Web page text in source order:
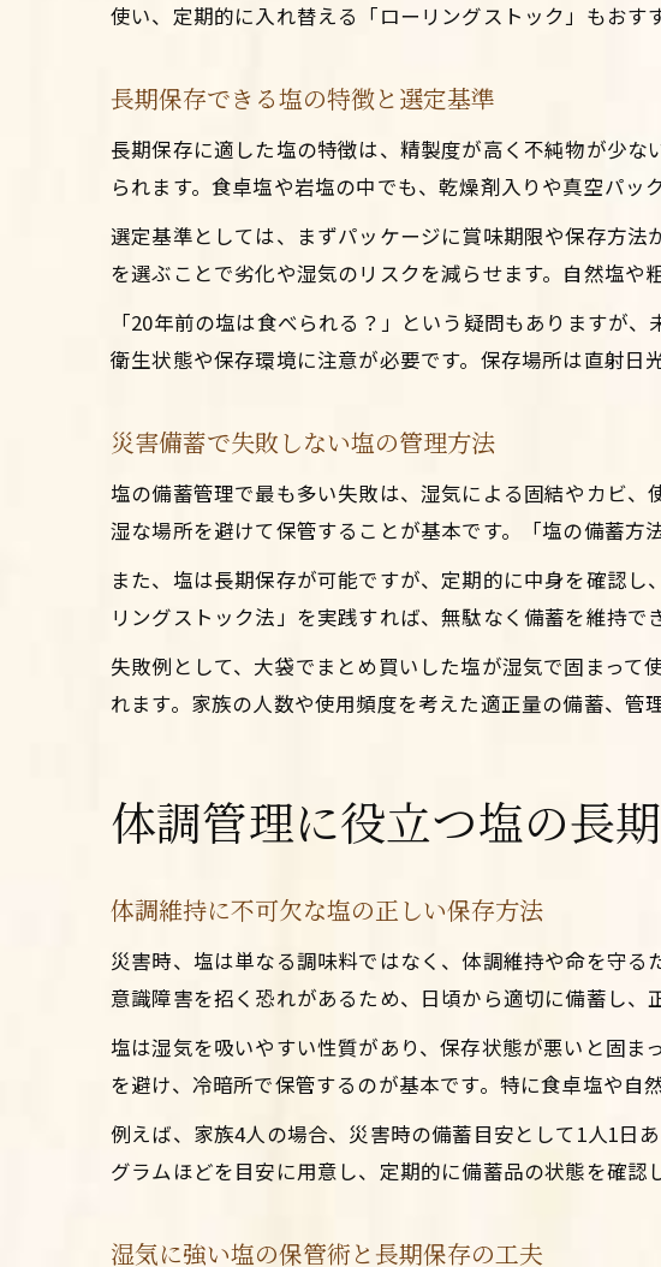
使い、定期的に入れ替える「ローリングストック」もおす
長期保存できる塩の特徴と選定基準
長期保存に適した塩の特徴は、精製度が高く不純物が少
られます。食卓塩や岩塩の中でも、乾燥剤入りや真空パ
選定基準としては、まずパッケージに賞味期限や保存方
を選ぶことで劣化や湿気のリスクを減らせます。自然塩
「20年前の塩は食べられる？」という疑問もありますが
衛生状態や保存環境に注意が必要です。保存場所は直射
災害備蓄で失敗しない塩の管理方法
塩の備蓄管理で最も多い失敗は、湿気による固結やカビ
湿な場所を避けて保管することが基本です。「塩の備蓄
また、塩は長期保存が可能ですが、定期的に中身を確認
リングストック法」を実践すれば、無駄なく備蓄を維持
失敗例として、大袋でまとめ買いした塩が湿気で固まっ
れます。家族の人数や使用頻度を考えた適正量の備蓄、
体調管理に役立つ塩の長
体調維持に不可欠な塩の正しい保存方法
災害時、塩は単なる調味料ではなく、体調維持や命を守
意識障害を招く恐れがあるため、日頃から適切に備蓄し、
塩は湿気を吸いやすい性質があり、保存状態が悪いと固
を避け、冷暗所で保管するのが基本です。特に食卓塩や
例えば、家族4人の場合、災害時の備蓄目安として1人1日
グラムほどを目安に用意し、定期的に備蓄品の状態を確認
湿気に強い塩の保管術と長期保存の工夫